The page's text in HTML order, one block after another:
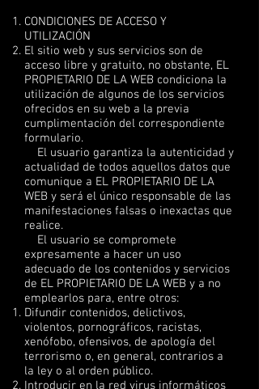
CONDICIONES DE ACCESO Y
UTILIZACIÓN
El sitio web y sus servicios son de
acceso libre y gratuito, no obstante, EL
PROPIETARIO DE LA WEB condiciona la
utilización de algunos de los servicios
ofrecidos en su web a la previa
cumplimentación del correspondiente
formulario.
El usuario garantiza la autenticidad y
actualidad de todos aquellos datos que
comunique a EL PROPIETARIO DE LA
WEB y será el único responsable de las
manifestaciones falsas o inexactas que
realice.
El usuario se compromete
expresamente a hacer un uso
adecuado de los contenidos y servicios
de EL PROPIETARIO DE LA WEB y a no
emplearlos para, entre otros:
Difundir contenidos, delictivos,
violentos, pornográficos, racistas,
xenófobo, ofensivos, de apología del
terrorismo o, en general, contrarios a
la ley o al orden público.
Introducir en la red virus informáticos